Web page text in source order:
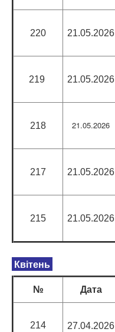
220 21.05.2026
219 21.05.2026
218 21.05.2026
217 21.05.2026
215 21.05.2026
Квітень
№ Дата
214 27.04.2026